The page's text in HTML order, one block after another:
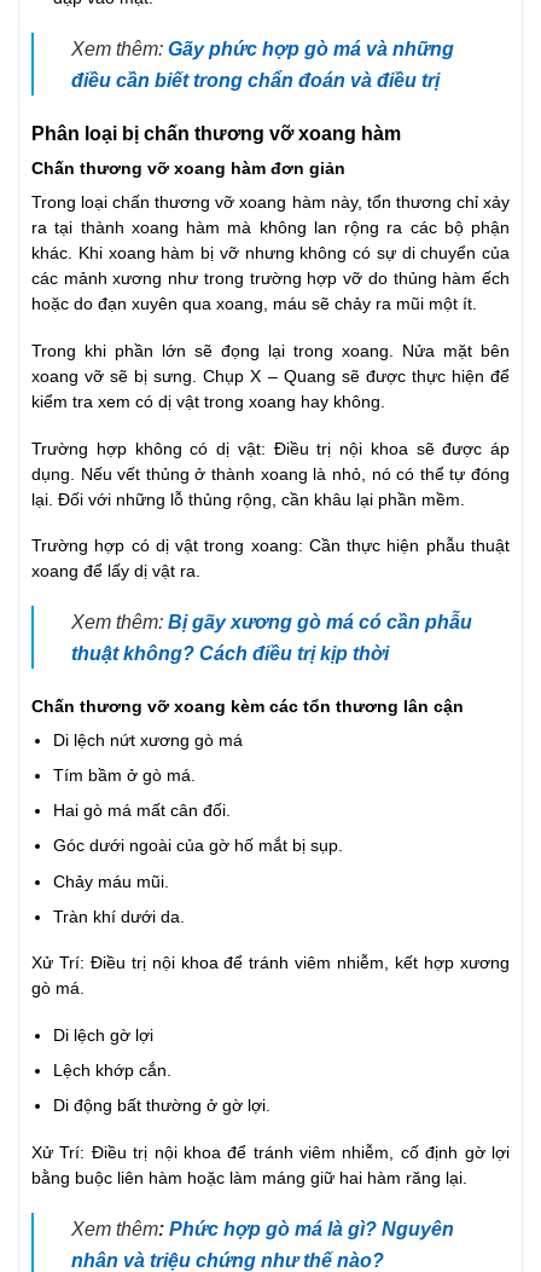
Xem thêm: Gãy phức hợp gò má và những
điều cần biết trong chẩn đoán và điều trị
Phân loại bị chấn thương vỡ xoang hàm
Chấn thương vỡ xoang hàm đơn giản
Trong loại chấn thương vỡ xoang hàm này, tổn thương chỉ xảy
ra tại thành xoang hàm mà không lan rộng ra các bộ phận
khác. Khi xoang hàm bị vỡ nhưng không có sự di chuyển của
các mảnh xương như trong trường hợp vỡ do thủng hàm ếch
hoặc do đạn xuyên qua xoang, máu sẽ chảy ra mũi một ít.
Trong khi phần lớn sẽ đọng lại trong xoang. Nửa mặt bên
xoang vỡ sẽ bị sưng. Chụp X – Quang sẽ được thực hiện để
kiểm tra xem có dị vật trong xoang hay không.
Trường hợp không có dị vật: Điều trị nội khoa sẽ được áp
dụng. Nếu vết thủng ở thành xoang là nhỏ, nó có thể tự đóng
lại. Đối với những lỗ thủng rộng, cần khâu lại phần mềm.
Trường hợp có dị vật trong xoang: Cần thực hiện phẫu thuật
xoang để lấy dị vật ra.
Xem thêm: Bị gãy xương gò má có cần phẫu
thuật không? Cách điều trị kịp thời
Chấn thương vỡ xoang kèm các tổn thương lân cận
Di lệch nứt xương gò má
Tím bầm ở gò má.
Hai gò má mất cân đối.
Góc dưới ngoài của gờ hố mắt bị sụp.
Chảy máu mũi.
Tràn khí dưới da.
Xử Trí: Điều trị nội khoa để tránh viêm nhiễm, kết hợp xương
gò má.
Di lệch gờ lợi
Lệch khớp cắn.
Di động bất thường ở gờ lợi.
Xử Trí: Điều trị nội khoa để tránh viêm nhiễm, cố định gờ lợi
bằng buộc liên hàm hoặc làm máng giữ hai hàm răng lại.
Xem thêm: Phức hợp gò má là gì? Nguyên
nhân và triệu chứng như thế nào?